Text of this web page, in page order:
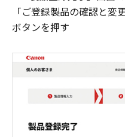
「ご登録製品の確認と変
ボタンを押す